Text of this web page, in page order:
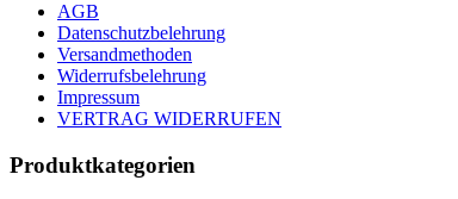
AGB
Datenschutzbelehrung
Versandmethoden
Widerrufsbelehrung
Impressum
VERTRAG WIDERRUFEN
Produktkategorien